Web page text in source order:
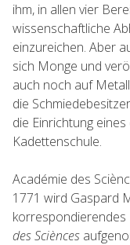
ihm, in allen vier
wissenschaftliche
einzureichen. Aber
sich Monge und
auch noch auf
die
die Einrichtung
Kadettenschule.
Académie des
1771 wird Gaspard
des Sciènces